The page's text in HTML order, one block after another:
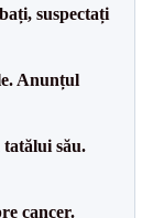
suspectați
Anunțul
tatălui său.
cancer.